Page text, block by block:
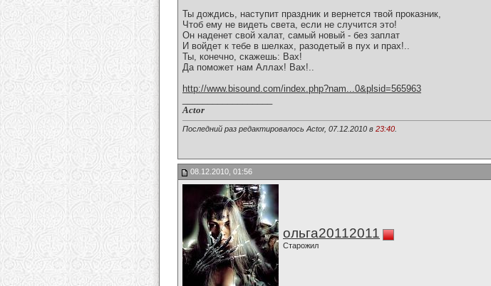
Ты дождись, наступит праздник и вернется твой проказник,
Чтоб ему не видеть света, если не случится это!
Он наденет свой халат, самый новый - без заплат
И войдет к тебе в шелках, разодетый в пух и прах!..
Ты, конечно, скажешь: Вах!
Да поможет нам Аллах! Вах!..
http://www.bisound.com/index.php?nam...0&plsid=565963
Actor
Последний раз редактировалось Actor, 07.12.2010 в 23:40
08.12.2010, 01:56
ольга20112011
Старожил